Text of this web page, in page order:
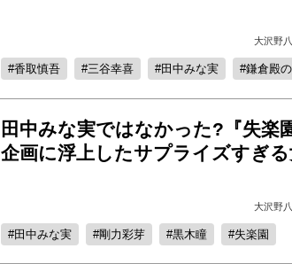
大沢野
香取慎吾 三谷幸喜 田中みな実 鎌倉殿
田中みな実ではなかった?『失楽
企画に浮上したサプライズすぎ
大沢野
田中みな実 剛力彩芽 黒木瞳 失楽園